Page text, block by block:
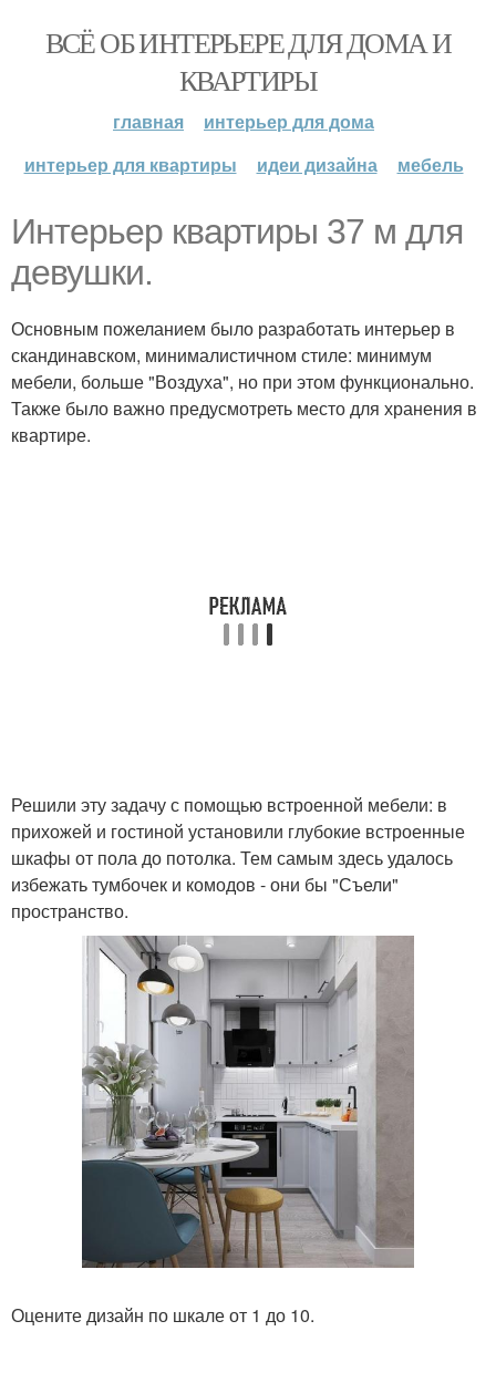
ВСЁ ОБ ИНТЕРЬЕРЕ ДЛЯ ДОМА И
КВАРТИРЫ
главная
интерьер для дома
интерьер для квартиры
идеи дизайна мебель
Интерьер квартиры 37 м для
девушки.
Основным пожеланием было разработать интерьер в
скандинавском, минималистичном стиле: минимум
мебели, больше "Воздуха", но при этом функционально.
Также было важно предусмотреть место для хранения в
квартире.
Решили эту задачу с помощью встроенной мебели: в
прихожей и гостиной установили глубокие встроенные
шкафы от пола до потолка. Тем самым здесь удалось
избежать тумбочек и комодов - они бы "Съели"
пространство.
Оцените дизайн по шкале от 1 до 10.